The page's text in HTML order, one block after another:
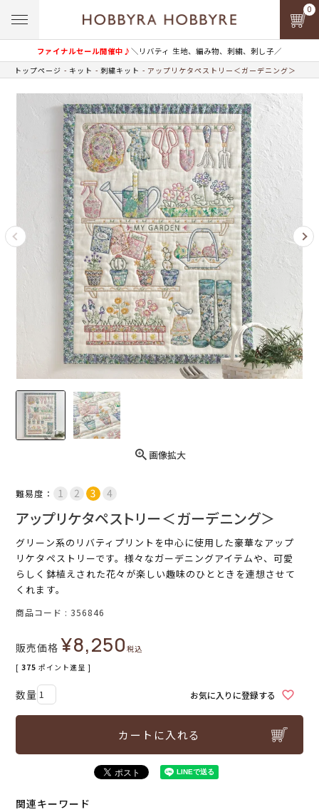
ファイナルセール開催中♪＼リバティ 生地、編み物、刺繍、刺し子／
0
トップページ キット 刺繍キット アップリケタペストリー＜ガーデニング＞
画像拡大
難易度：
アップリケタペストリー＜ガーデニング＞
グリーン系のリバティプリントを中心に使用した豪華なアップ
リケタペストリーです。様々なガーデニングアイテムや、可愛
らしく鉢植えされた花々が楽しい趣味のひとときを連想させて
くれます。
商品コード 356846
販売価格 ¥8,250税込
[ 375 ポイント進呈 ]
お気に入りに登録する
カートに入れる
関連キーワード